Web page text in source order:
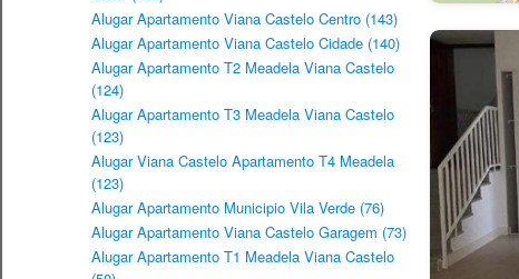
Alugar Apartamento Viana Castelo Centro (143)
Alugar Apartamento Viana Castelo Cidade (140)
Alugar Apartamento T2 Meadela Viana Castelo
(124)
Alugar Apartamento T3 Meadela Viana Castelo
(123)
Alugar Viana Castelo Apartamento T4 Meadela
(123)
Alugar Apartamento Municipio Vila Verde (76)
Alugar Apartamento Viana Castelo Garagem (73)
Alugar Apartamento T1 Meadela Viana Castelo